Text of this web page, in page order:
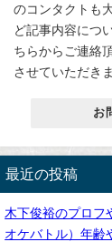
のコンタクトも
ど記事内容につ
ちらからご連絡
させていただき
お
最近の投稿
木下俊裕のプロフ
オケバトル）年齢